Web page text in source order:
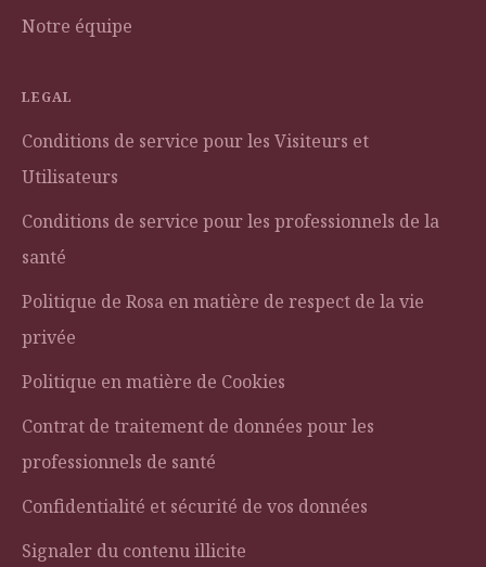
Notre équipe
LEGAL
Conditions de service pour les Visiteurs et
Utilisateurs
Conditions de service pour les professionnels de la
santé
Politique de Rosa en matière de respect de la vie
privée
Politique en matière de Cookies
Contrat de traitement de données pour les
professionnels de santé
Confidentialité et sécurité de vos données
Signaler du contenu illicite